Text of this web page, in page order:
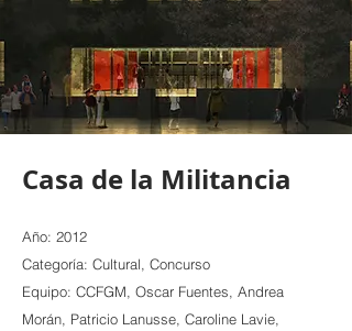
Casa de la Militancia
Año: 2012
Categoría: Cultural, Concurso
Equipo: CCFGM, Oscar Fuentes, Andrea
Morán, Patricio Lanusse, Caroline Lavie,